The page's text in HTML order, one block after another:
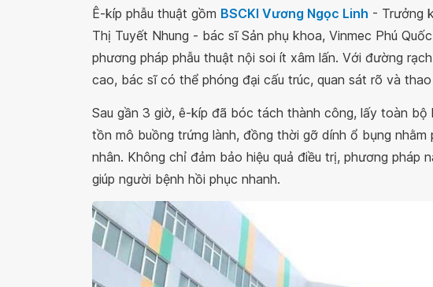
Ê-kíp phẫu thuật gồm BSCKI Vương Ngọc Linh - Trưởng
Thị Tuyết Nhung - bác sĩ Sản phụ khoa, Vinmec Phú
phương pháp phẫu thuật nội soi ít xâm lấn. Với đường
cao, bác sĩ có thể phóng đại cấu trúc, quan sát rõ và
Sau gần 3 giờ, ê-kíp đã bóc tách thành công, lấy toàn
tồn mô buồng trứng lành, đồng thời gỡ dính ổ bụng
nhân. Không chỉ đảm bảo hiệu quả điều trị, phương pháp
giúp người bệnh hồi phục nhanh.